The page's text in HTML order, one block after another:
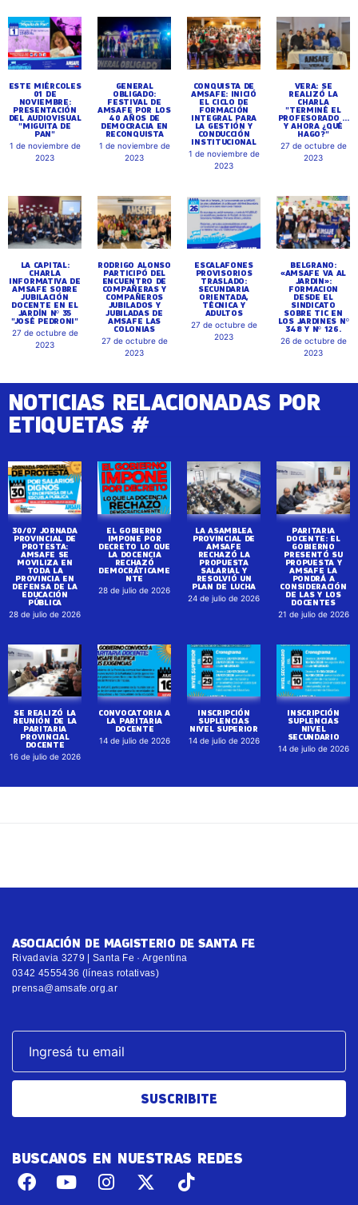
ESTE MIÉRCOLES
01 DE
NOVIEMBRE:
PRESENTACIÓN
DEL AUDIOVISUAL
"MIGUITA DE
PAN"
1 de noviembre de
2023
GENERAL
OBLIGADO:
FESTIVAL DE
AMSAFE POR LOS
40 AÑOS DE
DEMOCRACIA EN
RECONQUISTA
1 de noviembre de
2023
CONQUISTA DE
AMSAFE: INICIÓ
EL CICLO DE
FORMACIÓN
INTEGRAL PARA
LA GESTIÓN Y
CONDUCCIÓN
INSTITUCIONAL
1 de noviembre de
2023
VERA: SE
REALIZÓ LA
CHARLA
"TERMINÉ EL
PROFESORADO ...
Y AHORA ¿QUÉ
HAGO?"
27 de octubre de
2023
LA CAPITAL:
CHARLA
INFORMATIVA DE
AMSAFE SOBRE
JUBILACIÓN
DOCENTE EN EL
JARDÍN Nº 35
"JOSÉ PEDRONI"
27 de octubre de
2023
RODRIGO ALONSO
PARTICIPÓ DEL
ENCUENTRO DE
COMPAÑERAS Y
COMPAÑEROS
JUBILADOS Y
JUBILADAS DE
AMSAFE LAS
COLONIAS
27 de octubre de
2023
ESCALAFONES
PROVISORIOS
TRASLADO:
SECUNDARIA
ORIENTADA,
TÉCNICA Y
ADULTOS
27 de octubre de
2023
BELGRANO:
«AMSAFE VA AL
JARDIN»:
FORMACION
DESDE EL
SINDICATO
SOBRE TIC EN
LOS JARDINES Nº
348 Y Nº 126.
26 de octubre de
2023
NOTICIAS RELACIONADAS POR
ETIQUETAS #
30/07 JORNADA
PROVINCIAL DE
PROTESTA:
AMSAFE SE
MOVILIZA EN
TODA LA
PROVINCIA EN
DEFENSA DE LA
EDUCACIÓN
PÚBLICA
28 de julio de 2026
EL GOBIERNO
IMPONE POR
DECRETO LO QUE
LA DOCENCIA
RECHAZÓ
DEMOCRÁTICAME
NTE
28 de julio de 2026
LA ASAMBLEA
PROVINCIAL DE
AMSAFE
RECHAZÓ LA
PROPUESTA
SALARIAL Y
RESOLVIÓ UN
PLAN DE LUCHA
24 de julio de 2026
PARITARIA
DOCENTE: EL
GOBIERNO
PRESENTÓ SU
PROPUESTA Y
AMSAFE LA
PONDRÁ A
CONSIDERACIÓN
DE LAS Y LOS
DOCENTES
21 de julio de 2026
SE REALIZÓ LA
REUNIÓN DE LA
PARITARIA
PROVINCIAL
DOCENTE
16 de julio de 2026
CONVOCATORIA A
LA PARITARIA
DOCENTE
14 de julio de 2026
INSCRIPCIÓN
SUPLENCIAS
NIVEL SUPERIOR
14 de julio de 2026
INSCRIPCIÓN
SUPLENCIAS
NIVEL
SECUNDARIO
14 de julio de 2026
ASOCIACIÓN DE MAGISTERIO DE SANTA FE
Rivadavia 3279 | Santa Fe · Argentina
0342 4555436 (líneas rotativas)
prensa@amsafe.org.ar
SUSCRIBITE
BUSCANOS EN NUESTRAS REDES